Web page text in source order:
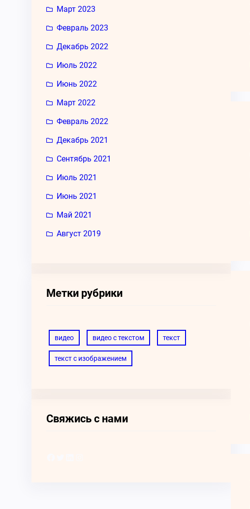
Март 2023
Февраль 2023
Декабрь 2022
Июль 2022
Июнь 2022
Март 2022
Февраль 2022
Декабрь 2021
Сентябрь 2021
Июль 2021
Июнь 2021
Май 2021
Август 2019
Метки рубрики
видео видео с текстом текст
текст с изображением
Свяжись с нами